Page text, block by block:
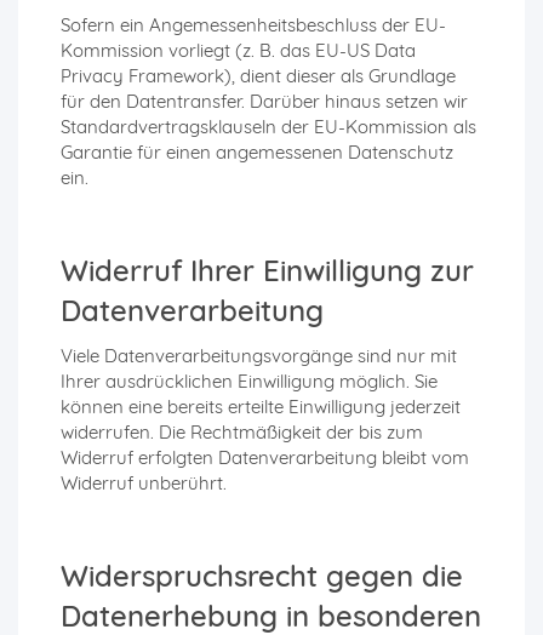
Sofern ein Angemessenheitsbeschluss der EU-
Kommission vorliegt (z. B. das EU-US Data
Privacy Framework), dient dieser als Grundlage
für den Datentransfer. Darüber hinaus setzen wir
Standardvertragsklauseln der EU-Kommission als
Garantie für einen angemessenen Datenschutz
ein.
Widerruf Ihrer Einwilligung zur
Datenverarbeitung
Viele Datenverarbeitungsvorgänge sind nur mit
Ihrer ausdrücklichen Einwilligung möglich. Sie
können eine bereits erteilte Einwilligung jederzeit
widerrufen. Die Rechtmäßigkeit der bis zum
Widerruf erfolgten Datenverarbeitung bleibt vom
Widerruf unberührt.
Widerspruchsrecht gegen die
Datenerhebung in besonderen